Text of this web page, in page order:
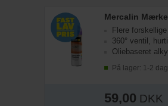
Flere
360° ventil,
Oliebaseret
På lager: 1-2
59,00 DKK